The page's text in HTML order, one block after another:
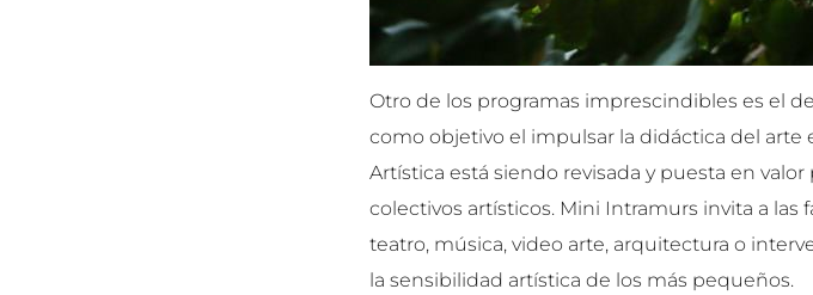
Otro de los programas imprescindibles es el
como objetivo el impulsar la didáctica del
Artística está siendo revisada y puesta en
colectivos artísticos. Mini Intramurs invita a
teatro, música, video arte, arquitectura o
la sensibilidad artística de los más pequeños.